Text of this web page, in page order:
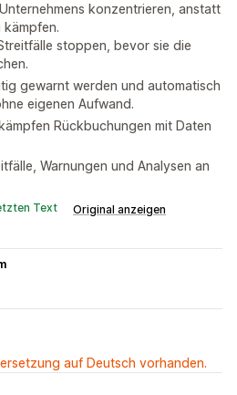
konzentrieren, anstatt
stoppen, bevor sie die
gewarnt werden und automatisch
eigenen Aufwand.
Rückbuchungen mit Daten
Warnungen und Analysen an
Text Original anzeigen
auf Deutsch vorhanden.